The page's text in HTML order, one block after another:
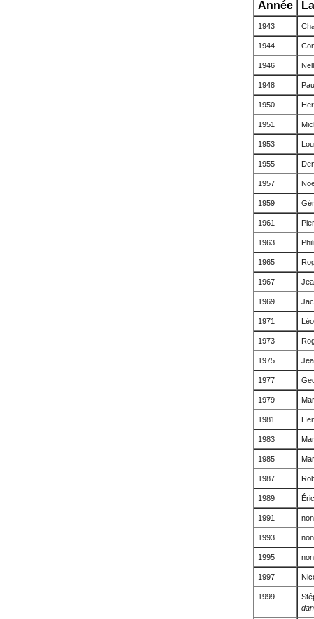
Année
1943
1944
1946
1948
1950
1951
1953
1955
1957
1959
1961
1963
1965
1967
1969
1971
1973
1975
1977
1979
1981
1983
1985
1987
1989
1991
1993
1995
1997
1999